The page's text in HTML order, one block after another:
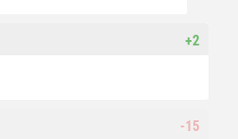
+2
-15